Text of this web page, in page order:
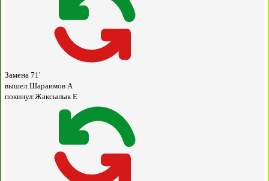
Замена 71'
вышел:Шараимов А
покинул:Жаксылык Е